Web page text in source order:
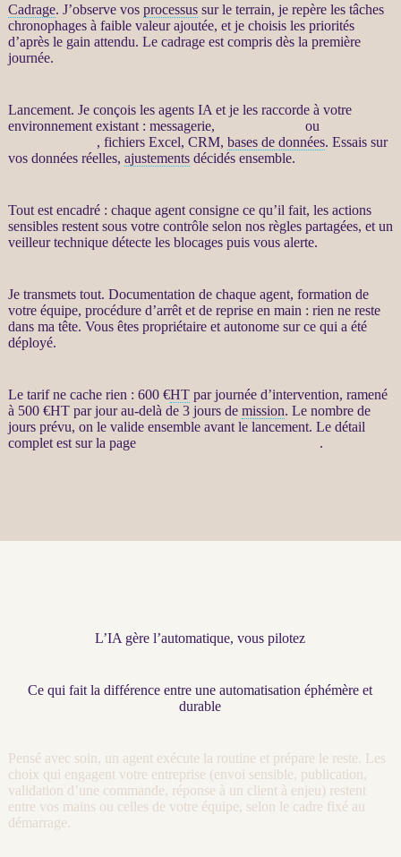
Cadrage. J’observe vos processussur le terrain, je repère les tâches
chronophages à faible valeur ajoutée, et je choisis les priorités
d’après le gain attendu. Le cadrageest compris dès la première
journée.
Lancement. Je conçois les agents IA et je les raccorde à votre
environnement existant : messagerie,
ou
, fichiers Excel, CRM, bases de données. Essais sur
vos donnéesréelles, ajustementsdécidés ensemble.
Tout est encadré : chaque agentconsigne ce qu’il fait, les actions
sensibles restent sous votre contrôle selon nos règles partagées, et un
veilleur technique détecte les blocages puis vous alerte.
Je transmets tout. Documentation de chaque agent, formation de
votre équipe, procédure d’arrêt et de reprise en main : rien ne reste
dans ma tête. Vous êtes propriétaire et autonome sur ce qui a été
déployé.
Le tarif ne cache rien : 600 €HTpar journée d’intervention, ramené
à 500 €HTpar jour au-delà de 3 jours de mission. Le nombre de
jours prévu, on le valide ensemble avant le lancement. Le détail
complet est sur la page
.
L’IA gère l’automatique, vous pilotez
Ce qui fait la différence entre une automatisation éphémère et
durable
Pensé avec soin, un agent exécute la routine et prépare le reste. Les
choix qui engagent votre entreprise (envoi sensible, publication,
validation d’une commande, réponse à un client à enjeu) restent
entre vos mains ou celles de votre équipe, selon le cadre fixé au
démarrage.